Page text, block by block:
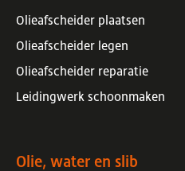
Olieafscheider plaatsen
Olieafscheider legen
Olieafscheider reparatie
Leidingwerk schoonmaken
Olie, water en slib